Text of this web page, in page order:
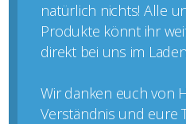
natürlich nichts! Alle
Produkte könnt ihr
direkt bei uns im
Wir danken euch von
Verständnis und eure